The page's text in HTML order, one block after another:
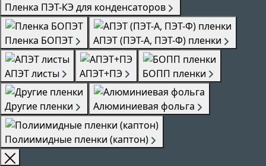
Пленка ПЭТ-КЭ для конденсаторов
Пленка БОПЭТ АПЭТ (ПЭТ-А, ПЭТ-Ф) пленки
АПЭТ листы АПЭТ+ПЭ БОПП пленки
Другие пленки Алюминиевая фольга
Полиимидные пленки (каптон)